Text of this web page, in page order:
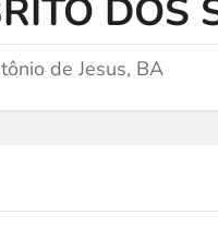
DOS
de Jesus, BA